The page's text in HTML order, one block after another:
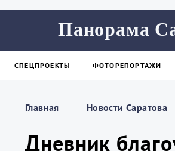
Панорама
СПЕЦПРОЕКТЫ ФОТОРЕПОРТАЖИ
Главная Новости Саратова
Дневник